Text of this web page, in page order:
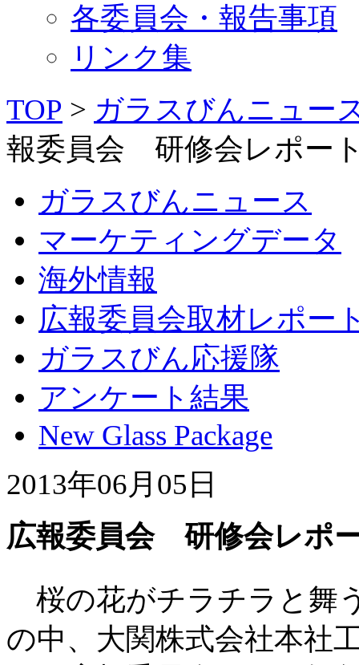
各委員会・報告事項
リンク集
TOP > ガラスびんニュー
報委員会 研修会レポー
ガラスびんニュース
マーケティングデータ
海外情報
広報委員会取材レポー
ガラスびん応援隊
アンケート結果
New Glass Package
2013年06月05日
広報委員会 研修会レポ
桜の花がチラチラと舞
の中、大関株式会社本社